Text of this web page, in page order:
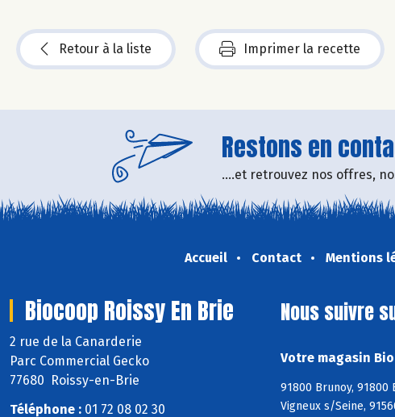
Retour à la liste Imprimer la recette
Restons en
....et retrouvez nos offres,
Accueil Contact Mentions
Biocoop Roissy En Brie
2 rue de la Canarderie
Parc Commercial Gecko
77680 Roissy-en-Brie
Téléphone : 01 72 08 02 30
Nous suivre
Votre magasin
91800 Brunoy, 91800
Vigneux s/Seine,